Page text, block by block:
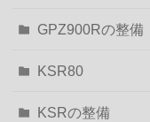
GPZ900Rの整備
KSR80
KSRの整備